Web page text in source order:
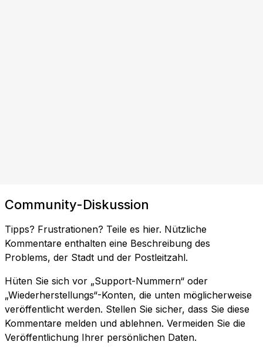
Community-Diskussion
Tipps? Frustrationen? Teile es hier. Nützliche
Kommentare enthalten eine Beschreibung des
Problems, der Stadt und der Postleitzahl.
Hüten Sie sich vor „Support-Nummern“ oder
„Wiederherstellungs“-Konten, die unten möglicherweise
veröffentlicht werden. Stellen Sie sicher, dass Sie diese
Kommentare melden und ablehnen. Vermeiden Sie die
Veröffentlichung Ihrer persönlichen Daten.